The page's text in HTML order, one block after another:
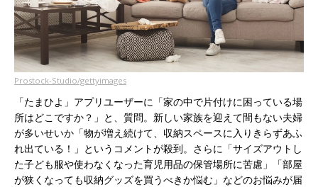
Prostock-Studio/gettyimages
「たまひよ」アプリユーザーに「家の中で片付けに困っている場
所はどこですか？」と、質問。新しい家族を迎えて間もない夫婦
が多いせいか「物が増え続けて、収納スペースに入りきらずあふ
れ出ている！」というコメントが殺到。さらに「サイズアウトし
た子ども服や使わなくなった育児用品の保管場所に苦慮」「部屋
が狭くなっても収納グッズを買うべきか悩む」などのお悩みが届